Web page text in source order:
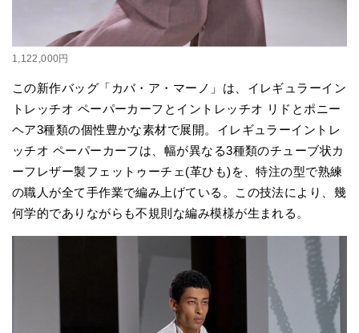
1,122,000円
この新作バッグ「カバ・ア・マーノ」は、イレギュラーイン
トレッチオ ペーパーカーフとイントレッチオ リドとポニー
ヘア3種類の個性豊かな素材で展開。イレギュラーイントレ
ッチオ ペーパーカーフは、幅が異なる3種類のチューブ状カ
ーフレザー製フェットゥーチェ(革ひも)を、特注の型で熟練
の職人が全て手作業で編み上げている。この技法により、幾
何学的でありながらも不規則な編み模様が生まれる。